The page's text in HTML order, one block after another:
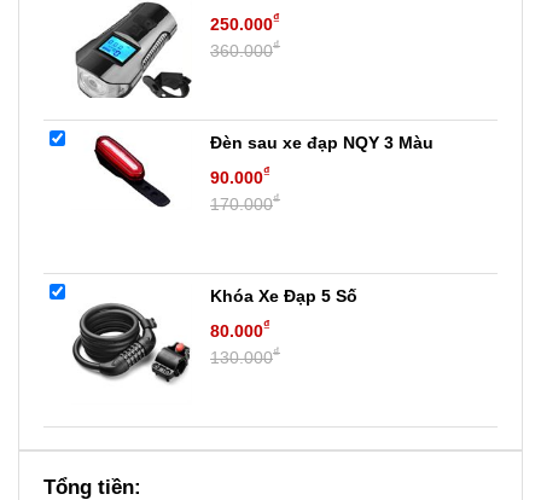
250.000₫
360.000₫
Đèn sau xe đạp NQY 3 Màu
90.000₫
170.000₫
Khóa Xe Đạp 5 Số
80.000₫
130.000₫
Tổng tiền: